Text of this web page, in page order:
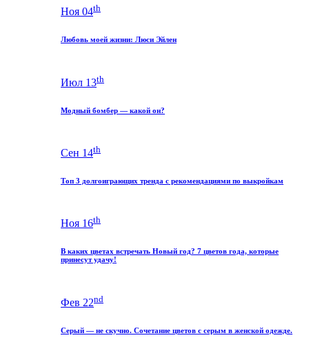
Ноя 04th
Любовь моей жизни: Люси Эйлен
Июл 13th
Модный бомбер — какой он?
Сен 14th
Топ 3 долгоиграющих тренда с рекомендациями по выкройкам
Ноя 16th
В каких цветах встречать Новый год? 7 цветов года, которые
принесут удачу!
Фев 22nd
Серый — не скучно. Сочетание цветов с серым в женской одежде.